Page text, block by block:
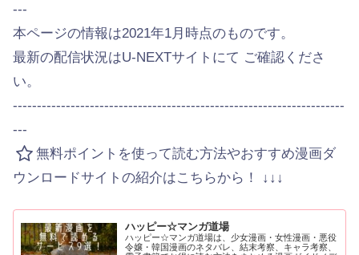
---
本ページの情報は2021年1月時点のものです。
最新の配信状況はU-NEXTサイトにて ご確認くださ
い。
---------------------------------------------------------------------
---
無料ポイントを使って読む方法やおすすめ漫画ダ
ウンロードサイトの紹介はこちらから！ ↓↓↓
ハッピー☆マンガ道場
ハッピー☆マンガ道場は、少女漫画・女性漫画・悪役
令嬢・韓国漫画のネタバレ、結末考察、キャラ考察、